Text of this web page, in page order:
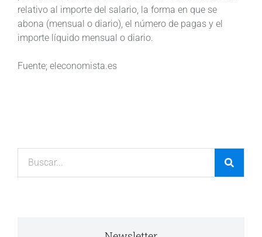
relativo al importe del salario, la forma en que se
abona (mensual o diario), el número de pagas y el
importe líquido mensual o diario.
Fuente; eleconomista.es